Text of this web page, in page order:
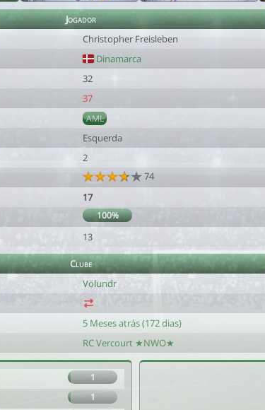
Jogador
Christopher Freisleben
Dinamarca
32
37
AML
Esquerda
2
74
17
100%
13
Clube
Völundr
5 Meses atrás (172 dias)
RC Vercourt ★NWO★
1
1